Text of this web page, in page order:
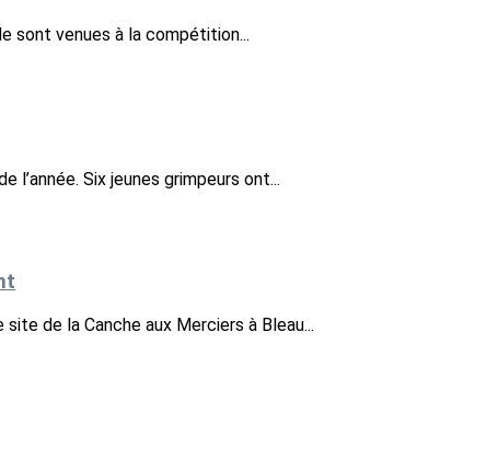
sont venues à la compétition...
l’année. Six jeunes grimpeurs ont...
de la Canche aux Merciers à Bleau...